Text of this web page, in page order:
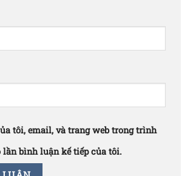
tôi, email, và trang web trong trình
lần bình luận kế tiếp của tôi.